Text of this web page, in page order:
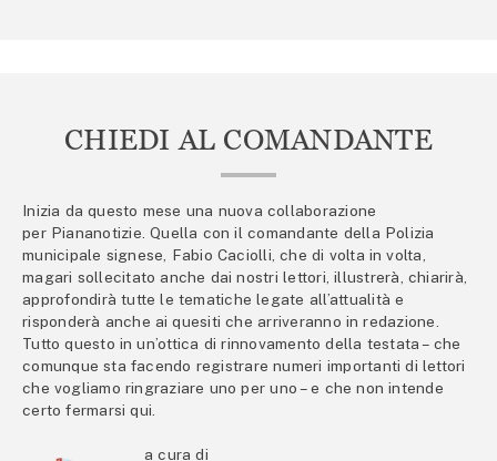
CHIEDI AL COMANDANTE
Inizia da questo mese una nuova collaborazione
per Piananotizie. Quella con il comandante della Polizia
municipale signese, Fabio Caciolli, che di volta in volta,
magari sollecitato anche dai nostri lettori, illustrerà, chiarirà,
approfondirà tutte le tematiche legate all’attualità e
risponderà anche ai quesiti che arriveranno in redazione.
Tutto questo in un’ottica di rinnovamento della testata – che
comunque sta facendo registrare numeri importanti di lettori
che vogliamo ringraziare uno per uno – e che non intende
certo fermarsi qui.
a cura di